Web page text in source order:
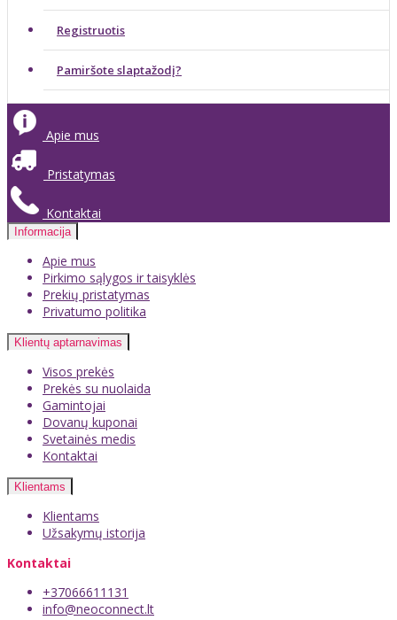
Registruotis
Pamiršote slaptažodį?
Apie mus
Pristatymas
Kontaktai
Informacija
Apie mus
Pirkimo sąlygos ir taisyklės
Prekių pristatymas
Privatumo politika
Klientų aptarnavimas
Visos prekės
Prekės su nuolaida
Gamintojai
Dovanų kuponai
Svetainės medis
Kontaktai
Klientams
Klientams
Užsakymų istorija
Kontaktai
+37066611131
info@neoconnect.lt